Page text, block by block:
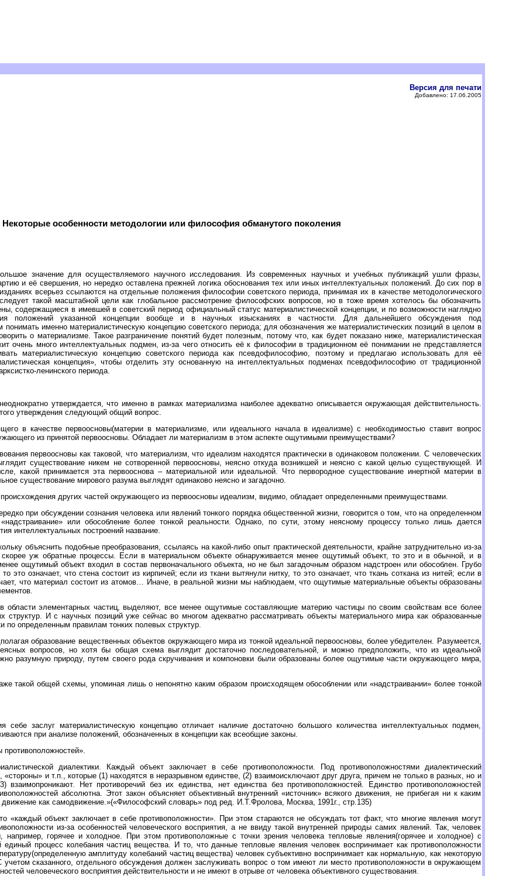
Версия для печати
Добавлено: 17.06.2005
Некоторые особенности методологии или философия обманутого поколения
значение для осуществляемого научного исследования. Из современных научных и учебных публикаций ушли фразы,
и её свершения, но нередко оставлена прежней логика обоснования тех или иных интеллектуальных положений. До сих пор в
всерьез ссылаются на отдельные положения философии советского периода, принимая их в качестве методологического
такой масштабной цели как глобальное рассмотрение философских вопросов, но в тоже время хотелось бы обозначить
содержащиеся в имевшей в советский период официальный статус материалистической концепции, и по возможности наглядно
положений указанной концепции вообще и в научных изысканиях в частности. Для дальнейшего обсуждения под
понимать именно материалистическую концепцию советского периода; для обозначения же материалистических позиций в целом в
о материализме. Такое разграничение понятий будет полезным, потому что, как будет показано ниже, материалистическая
очень много интеллектуальных подмен, из-за чего относить её к философии в традиционном её понимании не представляется
материалистическую концепцию советского периода как псевдофилософию, поэтому и предлагаю использовать для её
концепция», чтобы отделить эту основанную на интеллектуальных подменах псевдофилософию от традиционной
ленинского периода.
утверждается, что именно в рамках материализма наиболее адекватно описывается окружающая действительность.
утверждения следующий общий вопрос.
в качестве первоосновы(материи в материализме, или идеального начала в идеализме) с необходимостью ставит вопрос
из принятой первоосновы. Обладает ли материализм в этом аспекте ощутимыми преимуществами?
первоосновы как таковой, что материализм, что идеализм находятся практически в одинаковом положении. С человеческих
существование никем не сотворенной первоосновы, неясно откуда возникшей и неясно с какой целью существующей. И
какой принимается эта первооснова – материальной или идеальной. Что первородное существование инертной материи в
существование мирового разума выглядят одинаково неясно и загадочно.
других частей окружающего из первоосновы идеализм, видимо, обладает определенными преимуществами.
при обсуждении сознания человека или явлений тонкого порядка общественной жизни, говорится о том, что на определенном
или обособление более тонкой реальности. Однако, по сути, этому неясному процессу только лишь дается
интеллектуальных построений название.
объяснить подобные преобразования, ссылаясь на какой-либо опыт практической деятельности, крайне затруднительно из-за
уж обратные процессы. Если в материальном объекте обнаруживается менее ощутимый объект, то это и в обычной, и в
ощутимый объект входил в состав первоначального объекта, но не был загадочным образом надстроен или обособлен. Грубо
это означает, что стена состоит из кирпичей; если из ткани вытянули нитку, то это означает, что ткань соткана из нитей; если в
что материал состоит из атомов… Иначе, в реальной жизни мы наблюдаем, что ощутимые материальные объекты образованы
области элементарных частиц, выделяют, все менее ощутимые составляющие материю частицы по своим свойствам все более
структур. И с научных позиций уже сейчас во многом адекватно рассматривать объекты материального мира как образованные
по определенным правилам тонких полевых структур.
образование вещественных объектов окружающего мира из тонкой идеальной первоосновы, более убедителен. Разумеется,
вопросов, но хотя бы общая схема выглядит достаточно последовательной, и можно предположить, что из идеальной
разумную природу, путем своего рода скручивания и компоновки были образованы более ощутимые части окружающего мира,
такой общей схемы, упоминая лишь о непонятно каким образом происходящем обособлении или «надстраивании» более тонкой
себе заслуг материалистическую концепцию отличает наличие достаточно большого количества интеллектуальных подмен,
при анализе положений, обозначенных в концепции как всеобщие законы.
противоположностей».
диалектики. Каждый объект заключает в себе противоположности. Под противоположностями диалектический
и т.п., которые (1) находятся в неразрывном единстве, (2) взаимоисключают друг друга, причем не только в разных, но и
Нет противоречий без их единства, нет единства без противоположностей. Единство противоположностей
абсолютна. Этот закон объясняет объективный внутренний «источник» всякого движения, не прибегая ни к каким
как самодвижение.»(«Философский словарь» под ред. И.Т.Фролова, Москва, 1991г., стр.135)
«каждый объект заключает в себе противоположности». При этом стараются не обсуждать тот факт, что многие явления могут
из-за особенностей человеческого восприятия, а не ввиду такой внутренней природы самих явлений. Так, человек
например, горячее и холодное. При этом противоположные с точки зрения человека тепловые явления(горячее и холодное) с
единый процесс колебания частиц вещества. И то, что данные тепловые явления человек воспринимает как противоположности
амплитуду колебаний частиц вещества) человек субъективно воспринимает как нормальную, как некоторую
сказанного, отдельного обсуждения должен заслуживать вопрос о том имеют ли место противоположности в окружающем
человеческого восприятия действительности и не имеют в отрыве от человека объективного существования.